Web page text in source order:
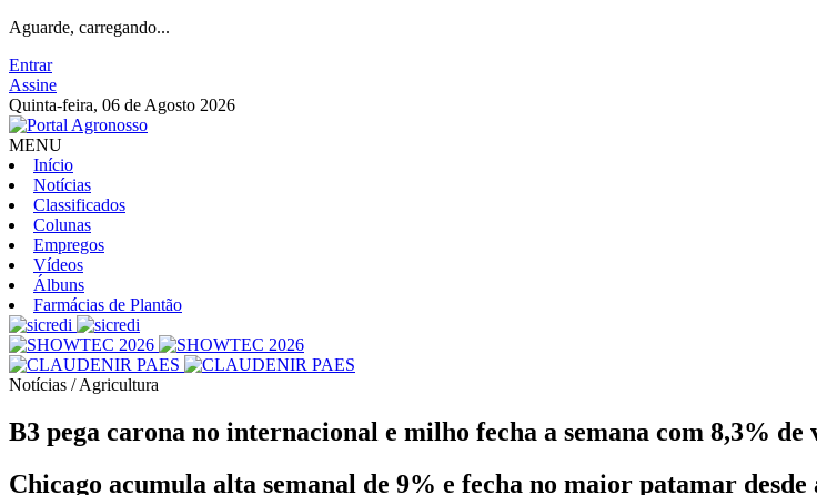
Aguarde, carregando...
Entrar
Assine
Quinta-feira, 06 de Agosto 2026
MENU
Início
Notícias
Classificados
Colunas
Empregos
Vídeos
Álbuns
Farmácias de Plantão
Notícias / Agricultura
B3 pega carona no internacional e milho fecha a semana com 8,3% de
Chicago acumula alta semanal de 9% e fecha no maior patamar